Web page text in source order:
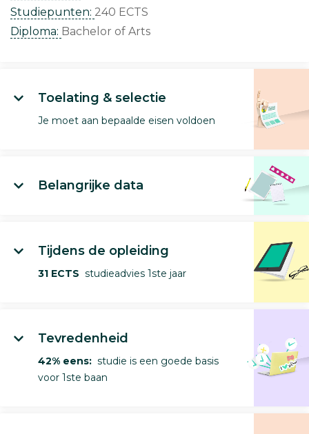
Studiepunten: 240 ECTS
Diploma: Bachelor of Arts
Toelating & selectie
Je moet aan bepaalde eisen voldoen
Belangrijke data
Tijdens de opleiding
31 ECTS studieadvies 1ste jaar
Tevredenheid
42% eens: studie is een goede basis
voor 1ste baan